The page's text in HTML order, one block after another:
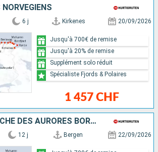
6 j Kirkenes 20/09/2026
1 457 CHF
Jusqu'à 700€ de remise
Jusqu'à 20% de remise
Supplément solo réduit
Spécialiste Fjords & Polaires
À LA RECHERCHE DES AURORES BORÉALES
12 j Bergen 22/09/2026